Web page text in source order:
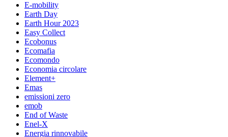
E-mobility
Earth Day
Earth Hour 2023
Easy Collect
Ecobonus
Ecomafia
Ecomondo
Economia circolare
Element+
Emas
emissioni zero
emob
End of Waste
Enel-X
Energia rinnovabile